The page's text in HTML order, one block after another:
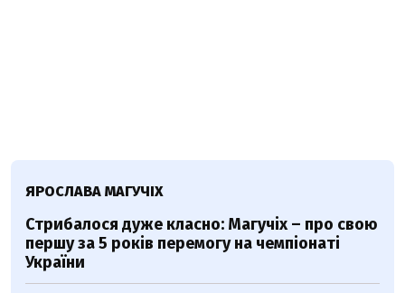
ЯРОСЛАВА МАГУЧІХ
Стрибалося дуже класно: Магучіх – про свою
першу за 5 років перемогу на чемпіонаті
України